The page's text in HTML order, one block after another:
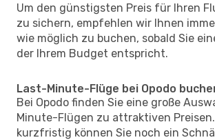
Um den günstigsten Preis für Ihren
zu sichern, empfehlen wir Ihnen
wie möglich zu buchen, sobald Sie
der Ihrem Budget entspricht.
Last-Minute-Flüge bei Opodo
Bei Opodo finden Sie eine große
Minute-Flügen zu attraktiven
kurzfristig können Sie noch ein